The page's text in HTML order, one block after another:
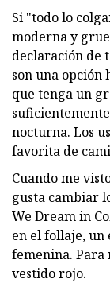
Si "todo lo
moderna y
declaración de
son una
que tenga un
nocturna. Los
favorita de
Cuando me
gusta cambiar
We Dream in
en el follaje, un
femenina. Para
vestido rojo.